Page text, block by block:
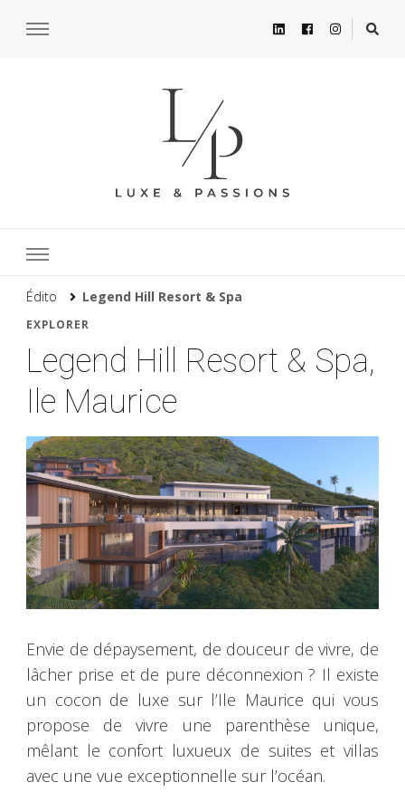
Édito Legend Hill Resort & Spa
EXPLORER
Legend Hill Resort & Spa,
Ile Maurice
Envie de dépaysement, de douceur de vivre, de
lâcher prise et de pure déconnexion ? Il existe
un cocon de luxe sur l’Ile Maurice qui vous
propose de vivre une parenthèse unique,
mêlant le confort luxueux de suites et villas
avec une vue exceptionnelle sur l’océan.